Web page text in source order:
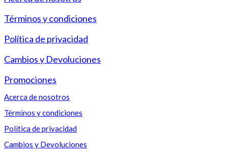
Términos y condiciones
Política de privacidad
Cambios y Devoluciones
Promociones
Acerca de nosotros
Términos y condiciones
Política de privacidad
Cambios y Devoluciones